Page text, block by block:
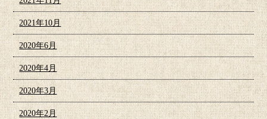
2021年10月
2020年6月
2020年4月
2020年3月
2020年2月